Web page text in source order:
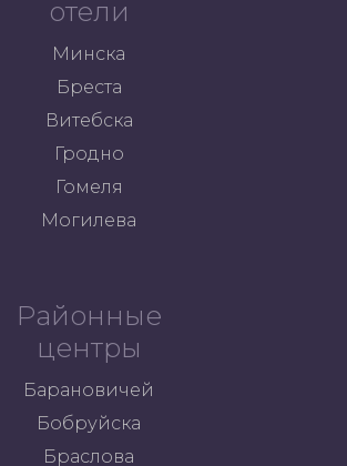
отели
Минска
Бреста
Витебска
Гродно
Гомеля
Могилева
Районные
центры
Барановичей
Бобруйска
Браслова